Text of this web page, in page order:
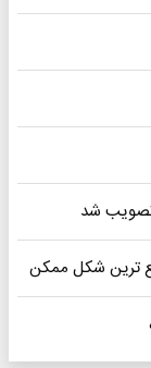
تصویب شد
ترین شکل ممکن